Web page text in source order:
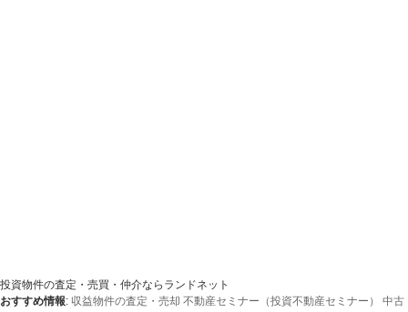
投資物件の査定・売買・仲介ならランドネット
おすすめ情報: 収益物件の査定・売却 不動産セミナー（投資不動産セミナー）
中古